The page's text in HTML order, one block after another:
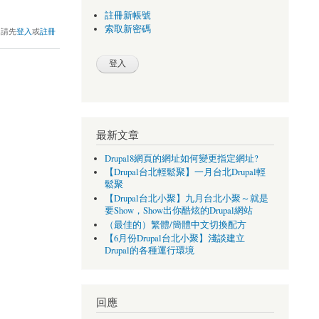
先登入或註冊
註冊新帳號
索取新密碼
最新文章
Drupal8網頁的網址如何變更指定網址?
【Drupal台北輕鬆聚】一月台北Drupal輕
鬆聚
【Drupal台北小聚】九月台北小聚～就是
要Show，Show出你酷炫的Drupal網站
（最佳的）繁體/簡體中文切換配方
【6月份Drupal台北小聚】淺談建立
Drupal的各種運行環境
回應